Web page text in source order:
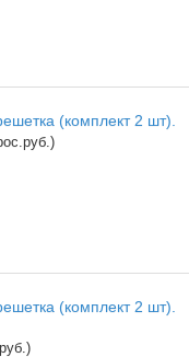
(комплект 2 шт).
(комплект 2 шт).